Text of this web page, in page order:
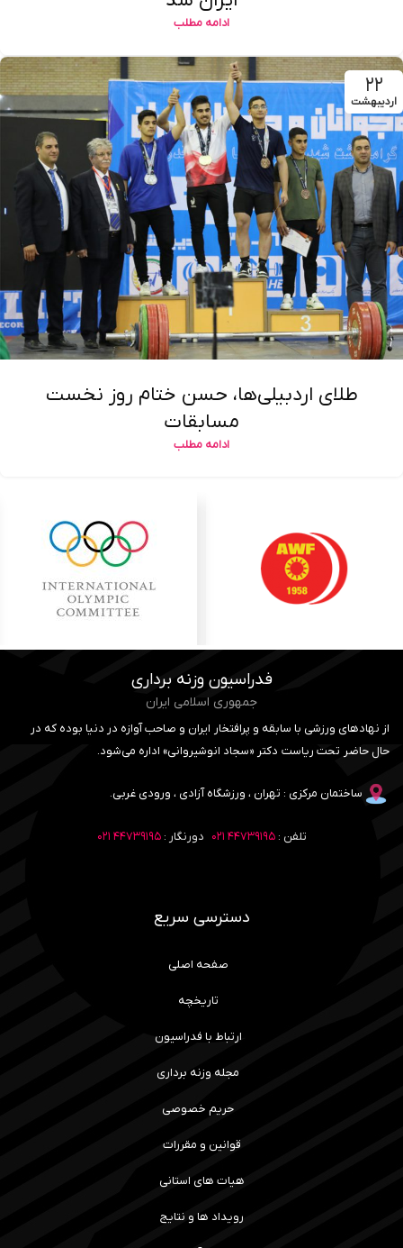
ادامه مطلب
۲۲
اردیبهشت
طلای اردبیلی‌ها، حسن ختام روز نخست
مسابقات
ادامه مطلب
فدراسیون وزنه برداری
جمهوری اسلامی ایران
از نهادهای ورزشی با سابقه و پرافتخار ایران و صاحب آوازه در دنیا بوده که در
حال حاضر تحت ریاست دکتر «سجاد انوشیروانی» اداره می‌شود.
ساختمان مرکزی : تهران ، ورزشگاه آزادی ، ورودی غربی.
تلفن :۴۴۷۳۹۱۹۵ ۰۲۱ دورنگار :۴۴۷۳۹۱۹۵ ۰۲۱
دسترسی سریع
صفحه اصلی
تاریخچه
ارتباط با فدراسیون
مجله وزنه برداری
حریم خصوصی
قوانین و مقررات
هیات های استانی
رویداد ها و نتایج